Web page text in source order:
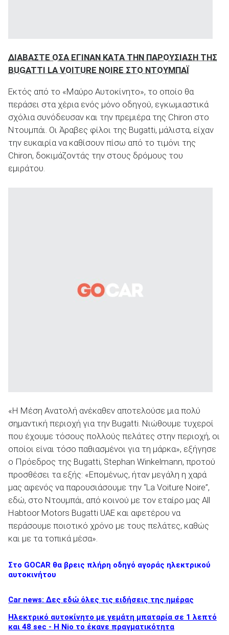
ΔΙΑΒΑΣΤΕ ΟΣΑ ΕΓΙΝΑΝ ΚΑΤΑ ΤΗΝ ΠΑΡΟΥΣΙΑΣΗ ΤΗΣ
BUGATTI LA VOITURE NOIRE ΣΤΟ ΝΤΟΥΜΠΑΪ
Εκτός από το «Μαύρο Αυτοκίνητο», το οποίο θα
περάσει στα χέρια ενός μόνο οδηγού, εγκωμιαστικά
σχόλια συνόδευσαν και την πρεμιέρα της Chiron στο
Ντουμπάι. Οι Άραβες φίλοι της Bugatti, μάλιστα, είχαν
την ευκαιρία να καθίσουν πίσω από το τιμόνι της
Chiron, δοκιμάζοντάς την στους δρόμους του
εμιράτου.
«Η Μέση Ανατολή ανέκαθεν αποτελούσε μια πολύ
σημαντική περιοχή για την Bugatti. Νιώθουμε τυχεροί
που έχουμε τόσους πολλούς πελάτες στην περιοχή, οι
οποίοι είναι τόσο παθιασμένοι για τη μάρκα», εξήγησε
ο Πρόεδρος της Bugatti, Stephan Winkelmann, προτού
προσθέσει τα εξής: «Επομένως, ήταν μεγάλη η χαρά
μας αφενός να παρουσιάσουμε την “La Voiture Noire”,
εδώ, στο Ντουμπάι, από κοινού με τον εταίρο μας All
Habtoor Motors Bugatti UAE και αφετέρου να
περάσουμε ποιοτικό χρόνο με τους πελάτες, καθώς
και με τα τοπικά μέσα».
Στο GOCAR θα βρεις πλήρη οδηγό αγοράς ηλεκτρικού
αυτοκινήτου
Car news: Δες εδώ όλες τις ειδήσεις της ημέρας
Ηλεκτρικό αυτοκίνητο με γεμάτη μπαταρία σε 1 λεπτό
και 48 sec - Η Nio το έκανε πραγματικότητα